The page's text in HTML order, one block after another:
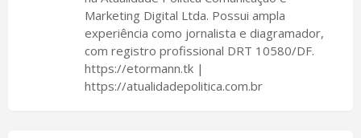
Marketing Digital Ltda. Possui ampla
experiência como jornalista e diagramador,
com registro profissional DRT 10580/DF.
https://etormann.tk |
https://atualidadepolitica.com.br